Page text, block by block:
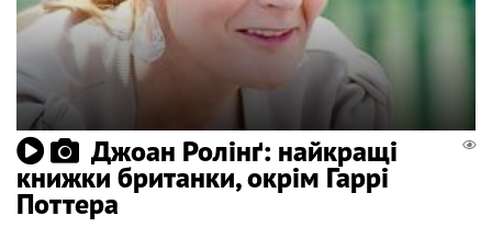
Джоан Ролінґ: найкращі
книжки британки, окрім Гаррі
Поттера